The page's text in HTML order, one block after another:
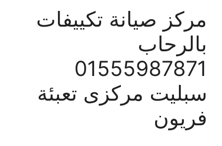
مركز صيانة تكييفات
بالرحاب
01555987871
سبليت مركزى تعبئة
فريون